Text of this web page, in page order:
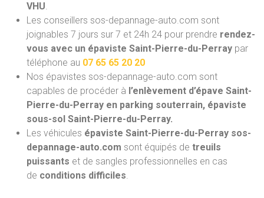
VHU.
Les conseillers sos-depannage-auto.com sont
joignables 7 jours sur 7 et 24h 24 pour prendre rendez-
vous avec un épaviste Saint-Pierre-du-Perray par
téléphone au 07 65 65 20 20
Nos épavistes sos-depannage-auto.com sont
capables de procéder à l’enlèvement d’épave Saint-
Pierre-du-Perray en parking souterrain, épaviste
sous-sol Saint-Pierre-du-Perray.
Les véhicules épaviste Saint-Pierre-du-Perray sos-
depannage-auto.com sont équipés de treuils
puissants et de sangles professionnelles en cas
de conditions difficiles.